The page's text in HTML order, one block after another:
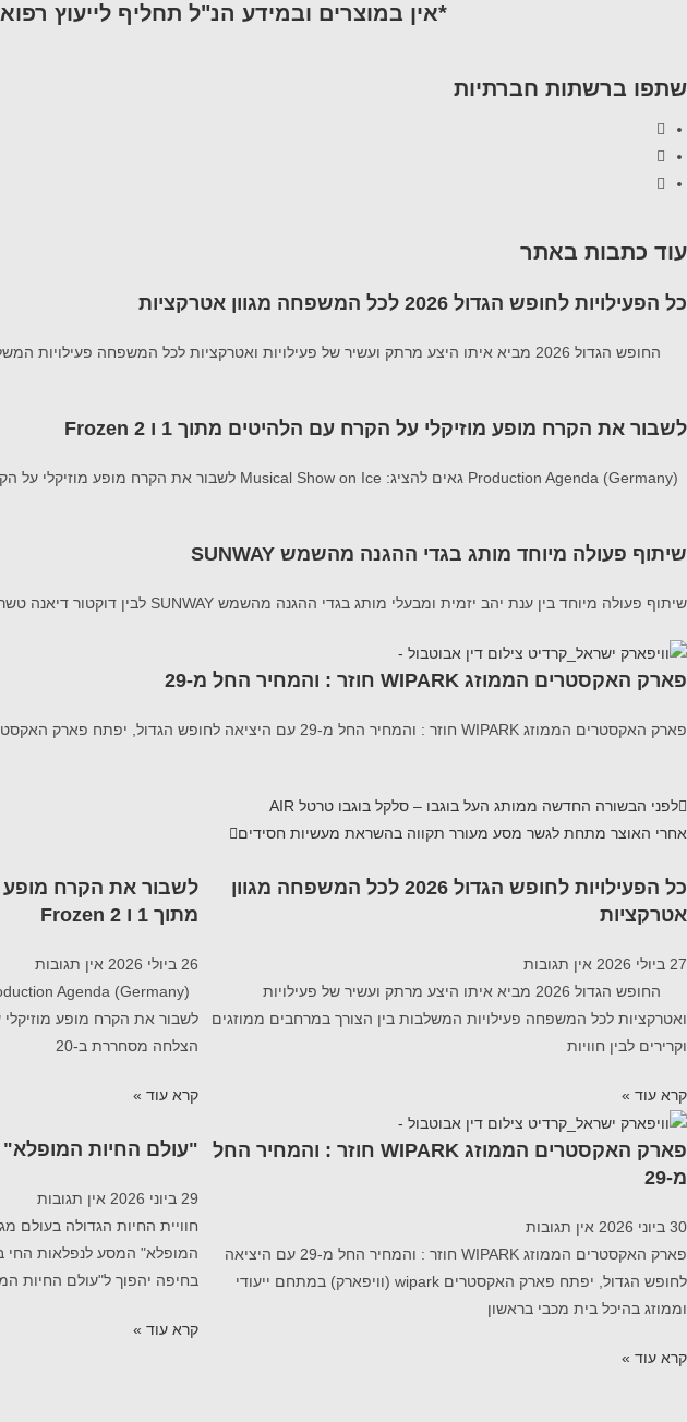
*אין במוצרים ובמידע הנ"ל תחליף לייעוץ
שתפו ברשתות חברתיות
עוד כתבות באתר
כל הפעילויות לחופש הגדול 2026 לכל המשפחה מגוון אטרקציות
החופש הגדול 2026 מביא איתו היצע מרתק ועשיר של פעילויות ואטרקציות לכל המשפחה פעילויות המשלבות בין הצורך במרחבים ממוזגים וקרירים לבין חוויות
לשבור את הקרח מופע מוזיקלי על הקרח עם הלהיטים מתוך 1 ו Frozen 2
שיתוף פעולה מיוחד מותג בגדי ההגנה מהשמש SUNWAY
שיתוף פעולה מיוחד בין ענת יהב יזמית ומבעלי מותג בגדי ההגנה מהשמש SUNWAY לבין דוקטור דיאנה טשר מנהלת מחלקת ילדים במרכז הרפואי וולפסון מציג את מדריך הבטיחות המלא לעונה
פארק האקסטרים הממוזג WIPARK חוזר : והמחיר החל מ-29
פארק האקסטרים הממוזג WIPARK חוזר : והמחיר החל מ-29 עם היציאה לחופש הגדול, יפתח פארק האקסטרים wipark (וויפארק) במתחם ייעודי וממוזג בהיכל בית מכבי בראשון
לפני הבשורה החדשה ממותג העל בוגבו – סלקל בוגבו טרטל AIR
אחרי האוצר מתחת לגשר מסע מעורר תקווה בהשראת מעשיות חסידים
כל הפעילויות לחופש הגדול 2026 לכל המשפחה מגוון
אטרקציות
27 ביולי 2026
אין תגובות
החופש הגדול 2026 מביא איתו היצע מרתק ועשיר של פעילויות
ואטרקציות לכל המשפחה פעילויות המשלבות בין הצורך במרחבים ממוזגים
וקרירים לבין חוויות
קרא עוד »
לשבור את הקרח מופע
מתוך 1 ו Frozen 2
26 ביולי 2026
אין תגובות
הצלחה מסחררת ב-20
קרא עוד »
פארק האקסטרים הממוזג WIPARK חוזר : והמחיר החל
מ-29
30 ביוני 2026
אין תגובות
פארק האקסטרים הממוזג WIPARK חוזר : והמחיר החל מ-29 עם היציאה
לחופש הגדול, יפתח פארק האקסטרים wipark (וויפארק) במתחם ייעודי
וממוזג בהיכל בית מכבי בראשון
קרא עוד »
"עולם החיות
29 ביוני 2026
אין תגובות
חוויית החיות הגדולה בעולם
המופלא" המסע לנפלאות החי
בחיפה יהפוך ל"עולם החיות
קרא עוד »